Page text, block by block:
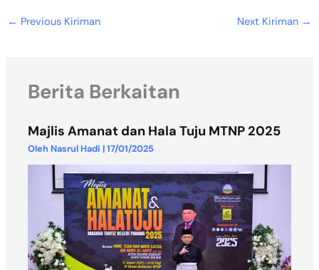
← Previous Kiriman Next Kiriman →
Berita Berkaitan
Majlis Amanat dan Hala Tuju MTNP 2025
Oleh Nasrul Hadi |17/01/2025